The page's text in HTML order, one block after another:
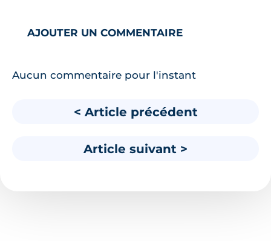
AJOUTER UN COMMENTAIRE
Aucun commentaire pour l'instant
< Article précédent
Article suivant >